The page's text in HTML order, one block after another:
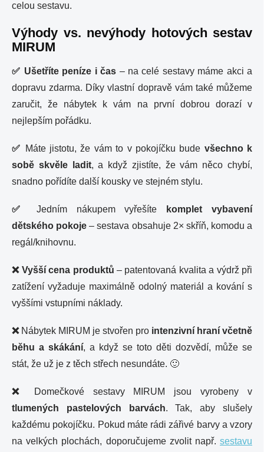
celou sestavu.
Výhody vs. nevýhody hotových sestav
MIRUM
✅ Ušetříte peníze i čas – na celé sestavy máme akci a
dopravu zdarma. Díky vlastní dopravě vám také můžeme
zaručit, že nábytek k vám na první dobrou dorazí v
nejlepším pořádku.
✅ Máte jistotu, že vám to v pokojíčku bude všechno k
sobě skvěle ladit, a když zjistíte, že vám něco chybí,
snadno pořídíte další kousky ve stejném stylu.
✅ Jedním nákupem vyřešíte
komplet vybavení
dětského pokoje – sestava obsahuje 2× skříň, komodu a
regál/knihovnu.
❌ Vyšší cena produktů – patentovaná kvalita a výdrž při
zatížení vyžaduje maximálně odolný materiál a kování s
vyššími vstupními náklady.
❌ Nábytek MIRUM je stvořen pro intenzivní hraní včetně
běhu a skákání, a když se toto děti dozvědí, může se
stát, že už je z těch střech nesundáte. 🙂
❌
Domečkové sestavy MIRUM jsou vyrobeny v
tlumených pastelových barvách. Tak, aby slušely
každému pokojíčku. Pokud máte rádi zářivé barvy a vzory
na velkých plochách, doporučujeme zvolit např. sestavu